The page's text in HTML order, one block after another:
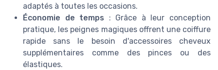
adaptés à toutes les occasions.
Économie de temps : Grâce à leur conception
pratique, les peignes magiques offrent une coiffure
rapide sans le besoin d'accessoires cheveux
supplémentaires comme des pinces ou des
élastiques.